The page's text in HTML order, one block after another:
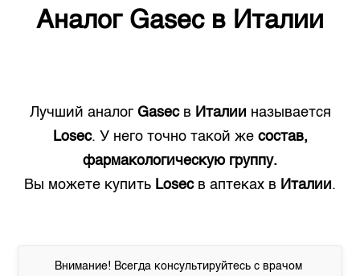
Аналог Gasecв Италии
Лучший аналог Gasecв Италии называется
Losec. У него точно такой же состав,
фармакологическую группу.
Вы можете купить Losecв аптеках в Италии.
Внимание! Всегда консультируйтесь с врачом